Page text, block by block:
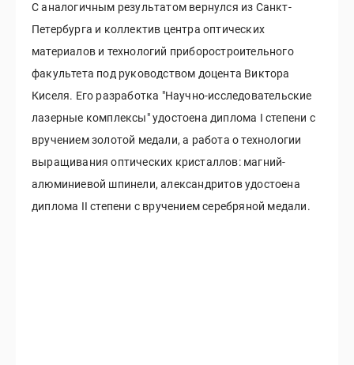
С аналогичным результатом вернулся из Санкт-
Петербурга и коллектив центра оптических
материалов и технологий приборостроительного
факультета под руководством доцента Виктора
Киселя. Его разработка "Научно-исследовательские
лазерные комплексы" удостоена диплома I степени с
вручением золотой медали, а работа о технологии
выращивания оптических кристаллов: магний-
алюминиевой шпинели, александритов удостоена
диплома II степени с вручением серебряной медали.